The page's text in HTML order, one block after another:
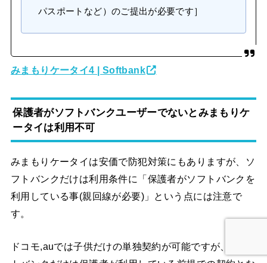
パスポートなど）のご提出が必要です］
みまもりケータイ4 | Softbank
保護者がソフトバンクユーザーでないとみまもりケ
ータイは利用不可
みまもりケータイは安価で防犯対策にもありますが、ソ
フトバンクだけは利用条件に「保護者がソフトバンクを
利用している事(親回線が必要)」という点には注意で
す。
ドコモ,auでは子供だけの単独契約が可能ですが、ソフ